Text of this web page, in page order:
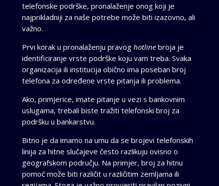
telefonske podrške, pronalaženje onog koji je
najprikladniji za naše potrebe može biti izazovno, ali
važno.
Prvi korak u pronalaženju pravog hotlinebroja je
identificiranje vrste podrške koju vam treba. Svaka
organizacija ili institucija obično ima poseban broj
telefona za određene vrste pitanja ili problema.
Ako, primjerice, imate pitanje u vezi s bankovnim
uslugama, trebali biste tražiti telefonski broj za
podršku u bankarstvu.
Bitno je da imamo na umu da se brojevi telefonskih
linija za hitne slučajeve često razlikuju ovisno o
geografskom području. Na primjer, broj za hitnu
pomoć može biti različit u različitim zemljama ili